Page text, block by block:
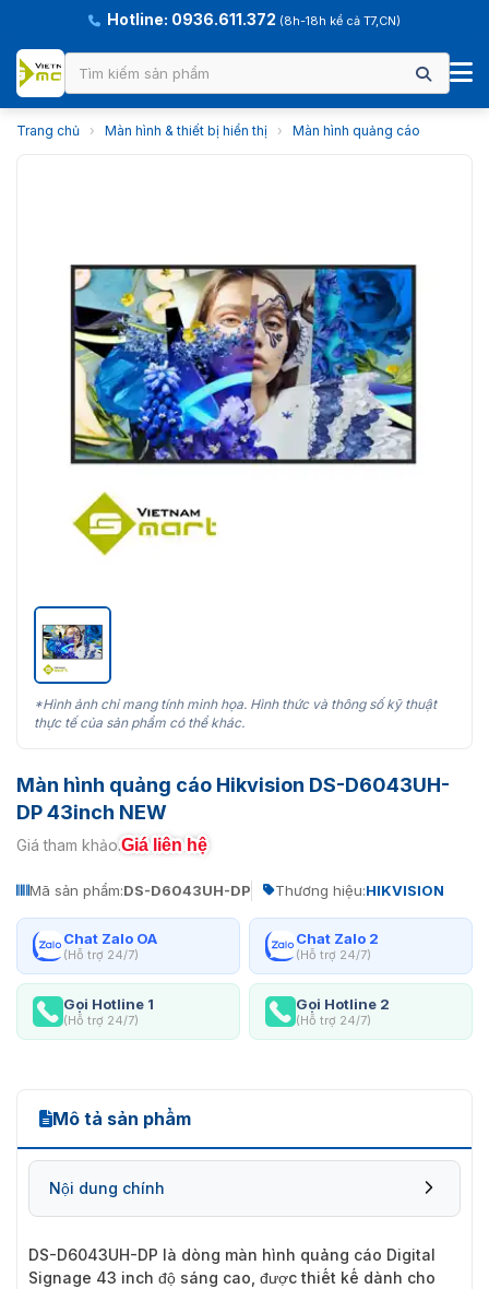
Hotline: 0936.611.372 (8h-18h kể cả T7,CN)
Trang chủ › Màn hình & thiết bị hiển thị › Màn hình quảng cáo
*Hình ảnh chỉ mang tính minh họa. Hình thức và thông số kỹ thuật
thực tế của sản phẩm có thể khác.
Màn hình quảng cáo Hikvision DS-D6043UH-
DP 43inch NEW
Giá tham khảo:Giá liên hệ
Mã sản phẩm:DS-D6043UH-DP Thương hiệu:HIKVISION
Chat Zalo OA
(Hỗ trợ 24/7)
Chat Zalo 2
(Hỗ trợ 24/7)
Gọi Hotline 1
(Hỗ trợ 24/7)
Gọi Hotline 2
(Hỗ trợ 24/7)
Mô tả sản phẩm
Nội dung chính
DS-D6043UH-DP là dòng màn hình quảng cáo Digital
Signage 43 inch độ sáng cao, được thiết kế dành cho